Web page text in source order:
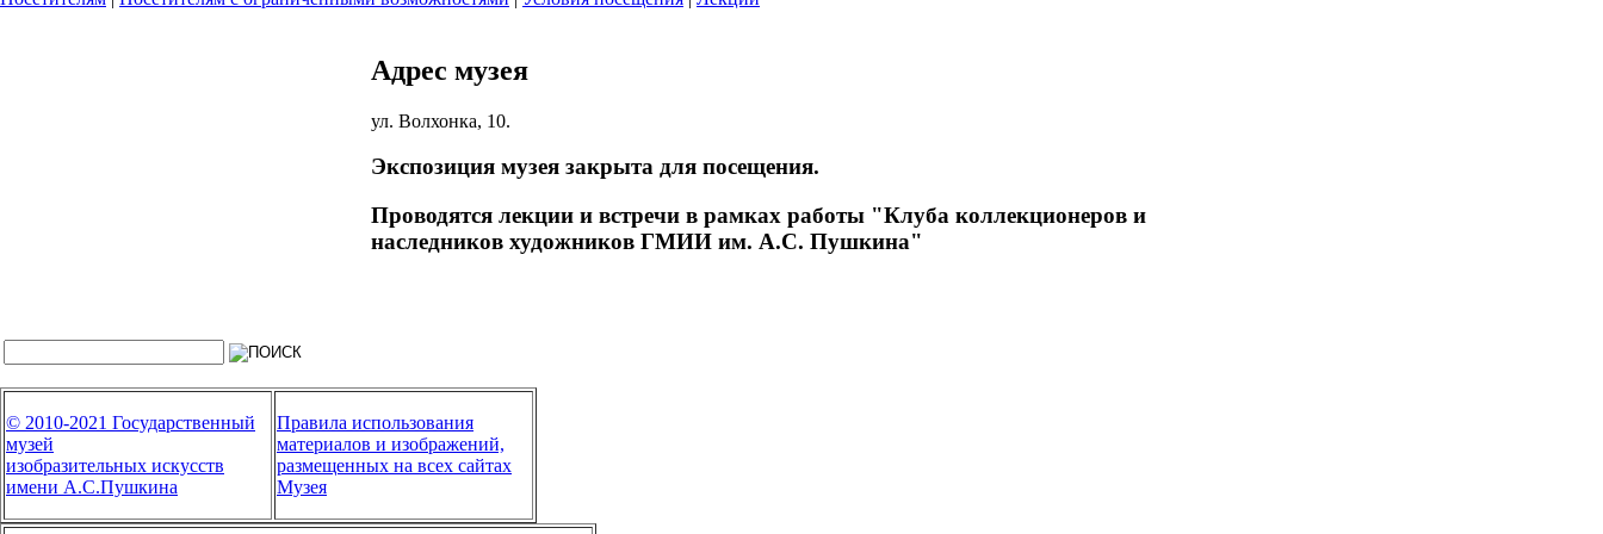
Адрес музея
ул. Волхонка, 10.
Экспозиция музея закрыта для посещения.
Проводятся лекции и встречи в рамках работы "Клуба коллекционеров и
наследников художников ГМИИ им. А.С. Пушкина"
© 2010-2021 Государственный
музей
изобразительных искусств
имени А.С.Пушкина
Правила использования
материалов и изображений,
размещенных на всех сайтах
Музея